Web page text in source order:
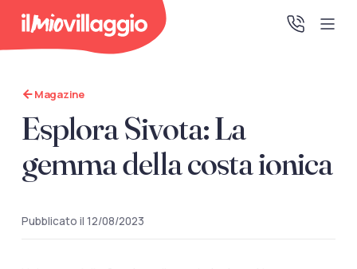
Home
Promo Speciali
Magazine
Esplora Sivota: La
gemma della costa ionica
Pubblicato il 12/08/2023